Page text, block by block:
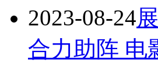
2023-08-24
合力助阵